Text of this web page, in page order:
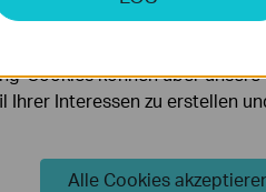
ermöglichen es uns, Ihre
unserer Website zu
Cookies können über
Ihrer Interessen zu erstellen
Alle Cookies